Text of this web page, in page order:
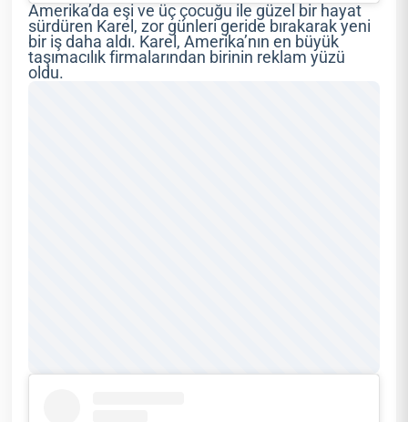
Amerika’da eşi ve üç çocuğu ile güzel bir hayat
sürdüren Karel, zor günleri geride bırakarak yeni
bir iş daha aldı. Karel, Amerika’nın en büyük
taşımacılık firmalarından birinin reklam yüzü
oldu.